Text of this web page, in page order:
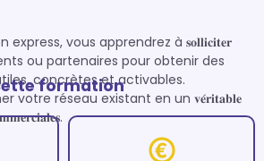
vous apprendrez à 𝐬𝐨𝐥𝐥𝐢𝐜𝐢𝐭𝐞𝐫
ou partenaires pour obtenir des
concrètes et activables.
votre réseau existant en un 𝐯𝐞́𝐫𝐢𝐭𝐚𝐛𝐥𝐞
formation